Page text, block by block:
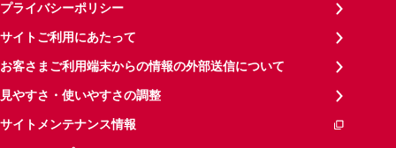
プライバシーポリシー
サイトご利用にあたって
お客さまご利用端末からの情報の外部送信について
見やすさ・使いやすさの調整
サイトメンテナンス情報